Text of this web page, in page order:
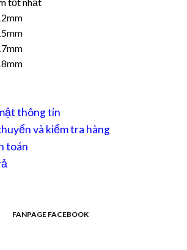
thông tin
và kiểm tra hàng
toán
FANPAGE FACEBOOK